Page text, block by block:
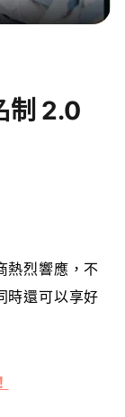
制 2.0
熱烈響應，不
時還可以享好